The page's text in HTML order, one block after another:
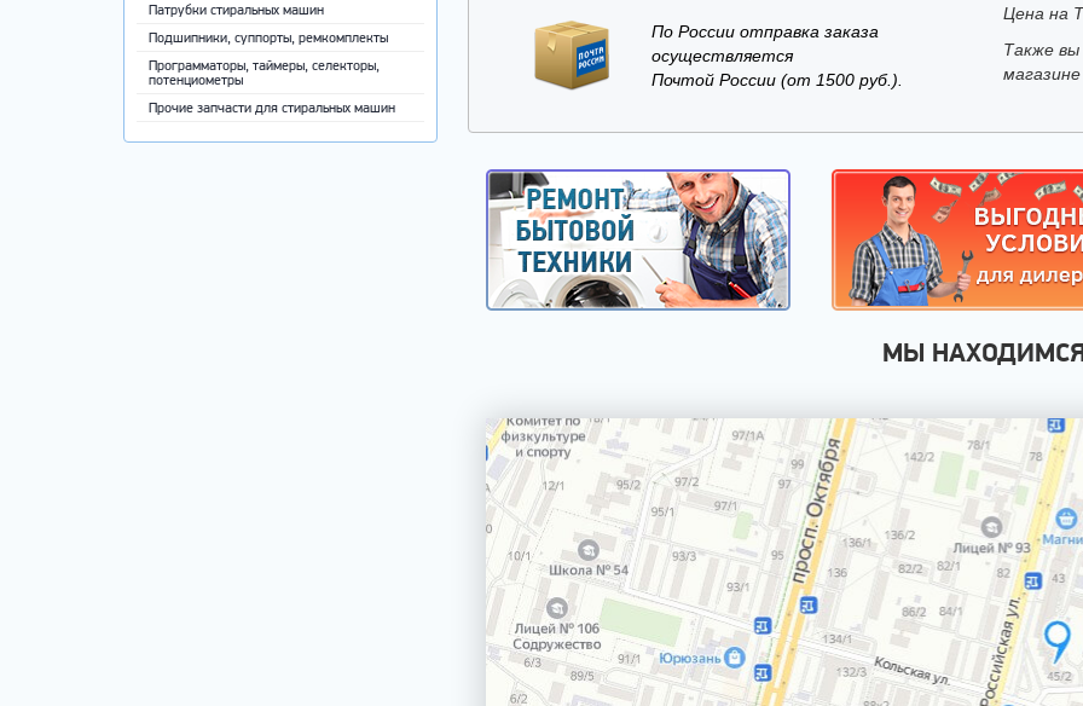
Патрубки стиральных машин
Подшипники, суппорты, ремкомплекты
Программаторы, таймеры, селекторы,
потенциометры
Прочие запчасти для стиральных машин
По России отправка заказа
осуществляется
Почтой России (от 1500 руб.).
Цена на
Также
МЫ